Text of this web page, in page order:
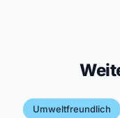
Umweltfreundlich